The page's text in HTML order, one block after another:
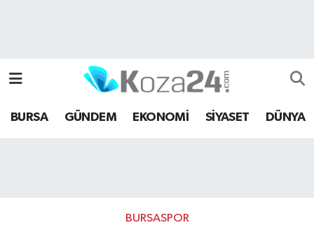
BURSA GÜNDEM EKONOMİ SİYASET DÜNYA
BURSASPOR
Bursa Hava Durumu
Bursa Namaz Vakitleri